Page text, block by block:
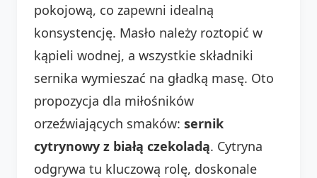
pokojową, co zapewni idealną
konsystencję. Masło należy roztopić w
kąpieli wodnej, a wszystkie składniki
sernika wymieszać na gładką masę. Oto
propozycja dla miłośników
orzeźwiających smaków: sernik
cytrynowy z białą czekoladą. Cytryna
odgrywa tu kluczową rolę, doskonale